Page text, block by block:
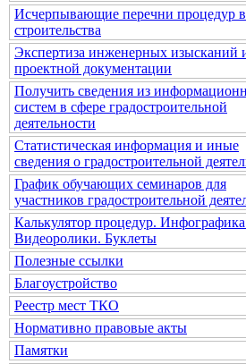
Исчерпывающие перечни процедур
строительства
Экспертиза инженерных изысканий
проектной документации
Получить сведения из
систем в сфере градостроительной
деятельности
Статистическая информация и иные
сведения о градостроительной
График обучающих семинаров для
участников градостроительной
Калькулятор процедур.
Видеоролики. Буклеты
Полезные ссылки
Благоустройство
Реестр мест ТКО
Нормативно правовые акты
Памятки